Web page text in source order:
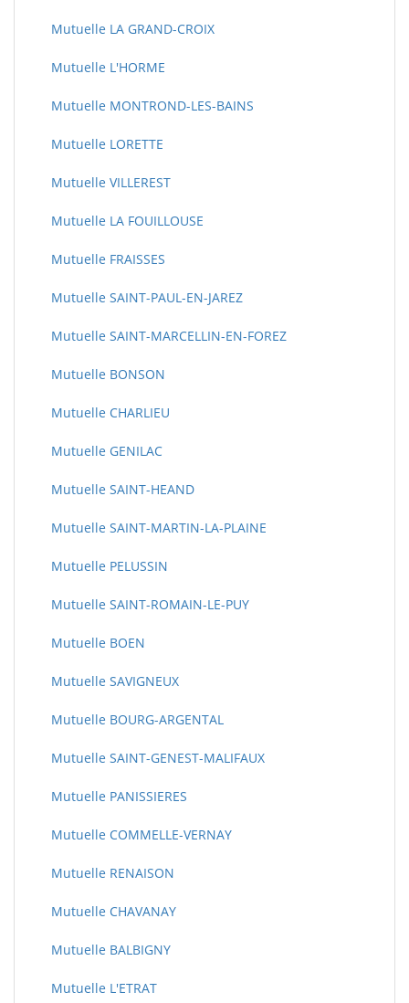
Mutuelle LA GRAND-CROIX
Mutuelle L'HORME
Mutuelle MONTROND-LES-BAINS
Mutuelle LORETTE
Mutuelle VILLEREST
Mutuelle LA FOUILLOUSE
Mutuelle FRAISSES
Mutuelle SAINT-PAUL-EN-JAREZ
Mutuelle SAINT-MARCELLIN-EN-FOREZ
Mutuelle BONSON
Mutuelle CHARLIEU
Mutuelle GENILAC
Mutuelle SAINT-HEAND
Mutuelle SAINT-MARTIN-LA-PLAINE
Mutuelle PELUSSIN
Mutuelle SAINT-ROMAIN-LE-PUY
Mutuelle BOEN
Mutuelle SAVIGNEUX
Mutuelle BOURG-ARGENTAL
Mutuelle SAINT-GENEST-MALIFAUX
Mutuelle PANISSIERES
Mutuelle COMMELLE-VERNAY
Mutuelle RENAISON
Mutuelle CHAVANAY
Mutuelle BALBIGNY
Mutuelle L'ETRAT